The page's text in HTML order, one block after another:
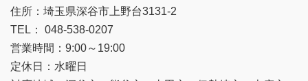
住所：埼玉県深谷市上野台3131-2
TEL： 048-538-0207
営業時間：9:00～19:00
定休日：水曜日